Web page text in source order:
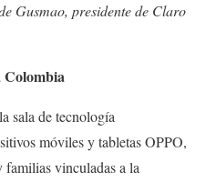
Gusmao, presidente de Claro
Colombia
sala de tecnología
móviles y tabletas OPPO,
familias vinculadas a la